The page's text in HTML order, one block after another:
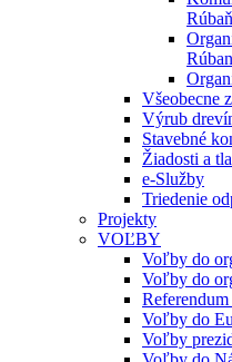
Rúbaň
Všeobecne
Výrub
Stavebné
Žiadosti a
e-Služby
Triedenie
Projekty
VOĽBY
Voľby do
Voľby do
Voľby do
Voľby